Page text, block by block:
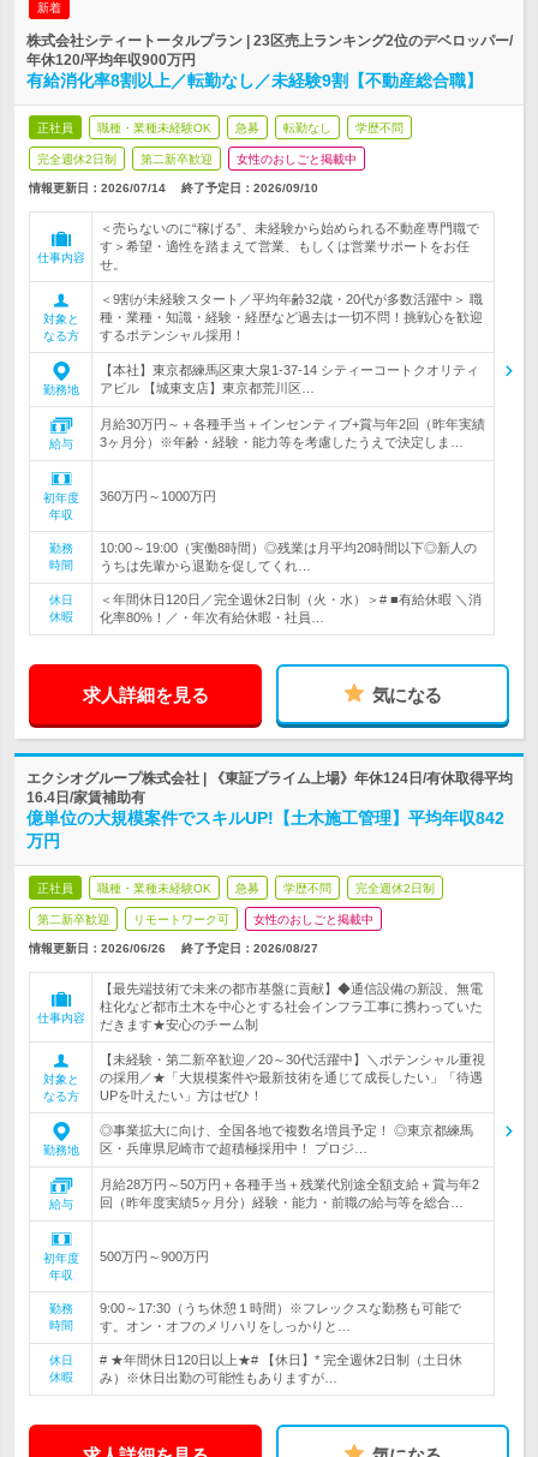
新着
株式会社シティートータルプラン | 23区売上ランキング2位のデベロッパー/
年休120/平均年収900万円
有給消化率8割以上／転勤なし／未経験9割【不動産総合職】
正社員 職種・業種未経験OK 急募 転勤なし 学歴不問
完全週休2日制 第二新卒歓迎 女性のおしごと掲載中
情報更新日：2026/07/14 終了予定日： 2026/09/10
仕事内容
＜売らないのに“稼げる”、未経験から始められる不動産専門職で
す＞希望・適性を踏まえて営業、もしくは営業サポートをお任
せ。
対象と
なる方
＜9割が未経験スタート／平均年齢32歳・20代が多数活躍中＞ 職
種・業種・知識・経験・経歴など過去は一切不問！挑戦心を歓迎
するポテンシャル採用！
勤務地
【本社】東京都練馬区東大泉1-37-14 シティーコートクオリティ
アビル 【城東支店】東京都荒川区…
給与
月給30万円～＋各種手当＋インセンティブ+賞与年2回（昨年実績
3ヶ月分）※年齢・経験・能力等を考慮したうえで決定しま…
初年度
年収
360万円～1000万円
勤務
時間
10:00～19:00（実働8時間）◎残業は月平均20時間以下◎新人の
うちは先輩から退勤を促してくれ…
休日
休暇
＜年間休日120日／完全週休2日制（火・水）＞# ■有給休暇 ＼消
化率80%！／・年次有給休暇・社員…
求人詳細を見る 気になる
エクシオグループ株式会社 | 《東証プライム上場》年休124日/有休取得平均
16.4日/家賃補助有
億単位の大規模案件でスキルUP!【土木施工管理】平均年収842
万円
正社員 職種・業種未経験OK 急募 学歴不問 完全週休2日制
第二新卒歓迎 リモートワーク可 女性のおしごと掲載中
情報更新日：2026/06/26 終了予定日： 2026/08/27
仕事内容
【最先端技術で未来の都市基盤に貢献】◆通信設備の新設、無電
柱化など都市土木を中心とする社会インフラ工事に携わっていた
だきます★安心のチーム制
対象と
なる方
【未経験・第二新卒歓迎／20～30代活躍中】＼ポテンシャル重視
の採用／★「大規模案件や最新技術を通じて成長したい」「待遇
UPを叶えたい」方はぜひ！
勤務地
◎事業拡大に向け、全国各地で複数名増員予定！ ◎東京都練馬
区・兵庫県尼崎市で超積極採用中！ プロジ…
給与
月給28万円～50万円＋各種手当＋残業代別途全額支給＋賞与年2
回（昨年度実績5ヶ月分）経験・能力・前職の給与等を総合…
初年度
年収
500万円～900万円
勤務
時間
9:00～17:30（うち休憩１時間）※フレックスな勤務も可能で
す。オン・オフのメリハリをしっかりと…
休日
休暇
# ★年間休日120日以上★# 【休日】* 完全週休2日制（土日休
み）※休日出勤の可能性もありますが…